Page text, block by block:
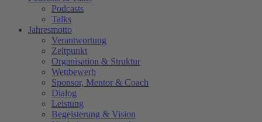
Podcasts
Talks
Jahresmotto
Verantwortung
Zeitpunkt
Organisation & Struktur
Wettbewerb
Sponsor, Mentor & Coach
Dialog
Leistung
Begeisterung & Vision